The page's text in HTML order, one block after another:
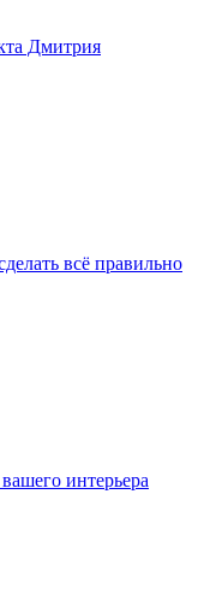
Дмитрия
всё правильно
интерьера